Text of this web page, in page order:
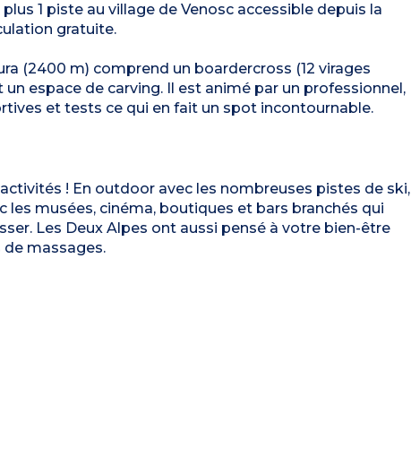
1 piste au village de Venosc accessible depuis la
gratuite.
(2400 m) comprend un boardercross (12 virages
espace de carving. Il est animé par un professionnel,
et tests ce qui en fait un spot incontournable.
! En outdoor avec les nombreuses pistes de ski,
musées, cinéma, boutiques et bars branchés qui
Les Deux Alpes ont aussi pensé à votre bien-être
massages.